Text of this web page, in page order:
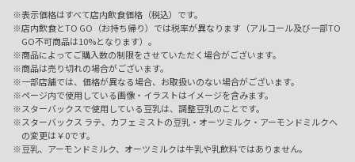
表示価格はすべて店内飲食価格（税込）です。
店内飲食とTO GO（お持ち帰り）では税率が異なります（アルコール及び一部TO
GO不可商品は10%となります）。
商品によってご購入数の制限をさせていただく場合がございます。
商品は売り切れの場合がございます。
一部店舗では、価格が異なる場合、お取扱いのない場合がございます。
ページ内で使用している画像・イラストはイメージを含みます。
スターバックスで使用している豆乳は、調整豆乳のことです。
スターバックス ラテ、カフェ ミストの豆乳・オーツミルク・アーモンドミルクへ
の変更は￥0です。
豆乳、アーモンドミルク、オーツミルクは牛乳や乳飲料ではありません。